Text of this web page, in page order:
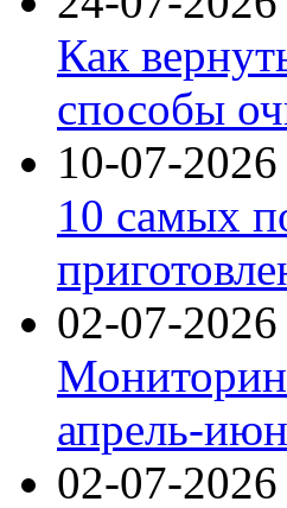
Как
способы
10-07-2026
10 самых
02-07-2026
апрель-
02-07-2026